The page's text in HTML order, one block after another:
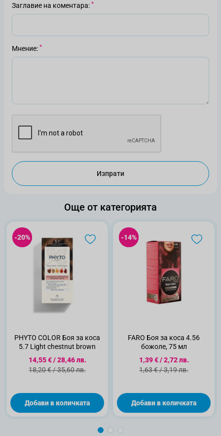
Заглавие на коментара
Мнение
Изпрати
Още от категорията
-20%
-20%
PHYTO COLOR Боя за коса
5.7 Light chestnut brown
Специална цена
14,55 €/28,46 лв.
Стандартна цена
18,20 €/35,60 лв.
Добави в количката
-14%
-14%
FARO Боя за коса 4.56
божоле, 75 мл
Специална цена
1,39 €/2,72 лв.
Стандартна цена
1,63 €/3,19 лв.
Добави в количката